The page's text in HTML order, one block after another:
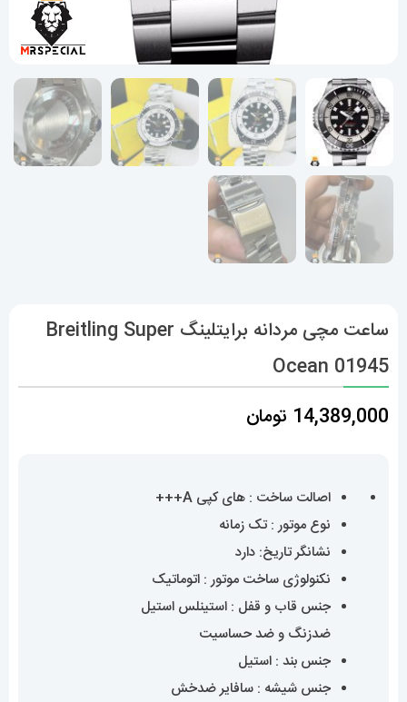
ساعت مچی مردانه برایتلینگ Breitling Super
Ocean 01945
14,389,000 تومان
اصالت ساخت : های کپی A+++
نوع موتور : تک زمانه
نشانگر تاریخ: دارد
نکنولوژی ساخت موتور : اتوماتیک
جنس قاب و قفل : استینلس استیل
ضدزنگ و ضد حساسیت
جنس بند : استیل
جنس شیشه : سافایر ضدخش